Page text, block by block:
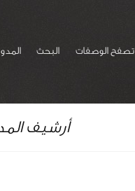
تصفح الوصفات البحث
أرشيف